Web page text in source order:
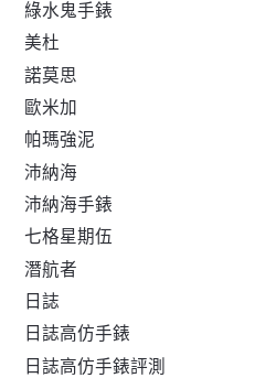
綠水鬼手錶
美杜
諾莫思
歐米加
帕瑪強泥
沛納海
沛納海手錶
七格星期伍
潛航者
日誌
日誌高仿手錶
日誌高仿手錶評測